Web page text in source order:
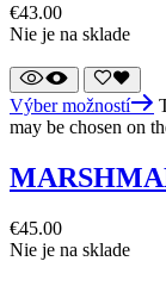
€43.00
Nie je na sklade
Výber možností
may be chosen on
€45.00
Nie je na sklade